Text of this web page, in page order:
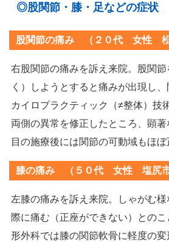
◎股関節・膝・足などの症状
股関節の痛み （２０代 女性 松
右股関節の痛みを訴え来院。股関
く）しようとすると痛みが出現し、
カイロプラクティック（≠整体）技
両側の異常を修正したところ、顕
目の施療後には関節の可動域もほぼ
膝の痛み （５０代 女性 塩尻市
左膝の痛みを訴え来院。しゃがむ
際に痛む（正座ができない）との
形外科では膝の関節軟骨に軽度の